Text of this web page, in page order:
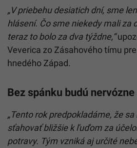
„V priebehu desiatich dní, sme
hlásení. Čo sme niekedy mali za
teraz to bolo za dva týždne,“
Veverica zo Zásahového tímu
hnedého Západ.
Bez spánku budú
„Tento rok predpokladáme, že
sťahovať bližšie k ľuďom za
potravy. Tým vzniká aj určité